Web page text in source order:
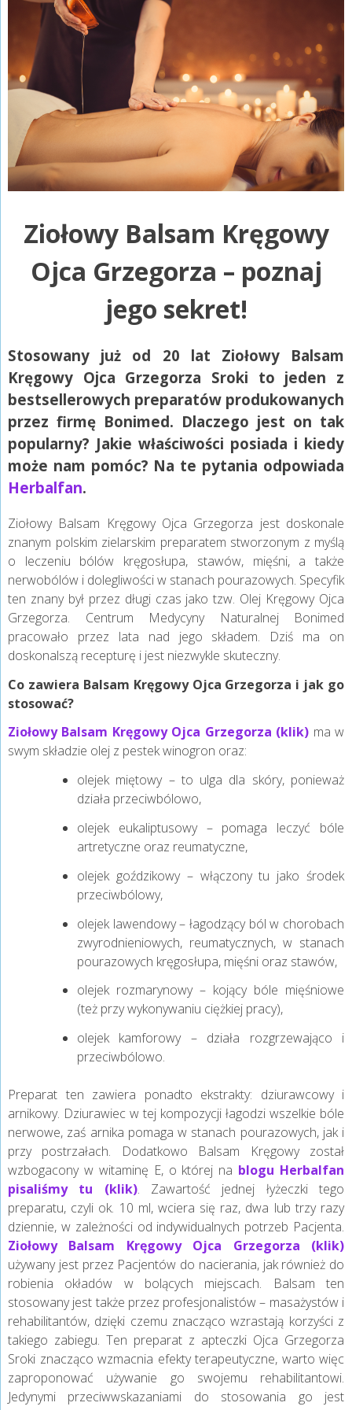
Ziołowy Balsam Kręgowy
Ojca Grzegorza – poznaj
jego sekret!
Stosowany już od 20 lat Ziołowy Balsam
Kręgowy Ojca Grzegorza Sroki to jeden z
bestsellerowych preparatów produkowanych
przez firmę Bonimed. Dlaczego jest on tak
popularny? Jakie właściwości posiada i kiedy
może nam pomóc? Na te pytania odpowiada
Herbalfan.
Ziołowy Balsam Kręgowy Ojca Grzegorza jest doskonale
znanym polskim zielarskim preparatem stworzonym z myślą
o leczeniu bólów kręgosłupa, stawów, mięśni, a także
nerwobólów i dolegliwości w stanach pourazowych. Specyfik
ten znany był przez długi czas jako tzw. Olej Kręgowy Ojca
Grzegorza. Centrum Medycyny Naturalnej Bonimed
pracowało przez lata nad jego składem. Dziś ma on
doskonalszą recepturę i jest niezwykle skuteczny.
Co zawiera Balsam Kręgowy Ojca Grzegorza i jak go
stosować?
Ziołowy Balsam Kręgowy Ojca Grzegorza (klik) ma w
swym składzie olej z pestek winogron oraz:
olejek miętowy – to ulga dla skóry, ponieważ
działa przeciwbólowo,
olejek eukaliptusowy – pomaga leczyć bóle
artretyczne oraz reumatyczne,
olejek goździkowy – włączony tu jako środek
przeciwbólowy,
olejek lawendowy – łagodzący ból w chorobach
zwyrodnieniowych, reumatycznych, w stanach
pourazowych kręgosłupa, mięśni oraz stawów,
olejek rozmarynowy – kojący bóle mięśniowe
(też przy wykonywaniu ciężkiej pracy),
olejek kamforowy – działa rozgrzewająco i
przeciwbólowo.
Preparat ten zawiera ponadto ekstrakty: dziurawcowy i
arnikowy. Dziurawiec w tej kompozycji łagodzi wszelkie bóle
nerwowe, zaś arnika pomaga w stanach pourazowych, jak i
przy postrzałach. Dodatkowo Balsam Kręgowy został
wzbogacony w witaminę E, o której na blogu Herbalfan
pisaliśmy tu (klik). Zawartość jednej łyżeczki tego
preparatu, czyli ok. 10 ml, wciera się raz, dwa lub trzy razy
dziennie, w zależności od indywidualnych potrzeb Pacjenta.
Ziołowy Balsam Kręgowy Ojca Grzegorza (klik)
używany jest przez Pacjentów do nacierania, jak również do
robienia okładów w bolących miejscach. Balsam ten
stosowany jest także przez profesjonalistów – masażystów i
rehabilitantów, dzięki czemu znacząco wzrastają korzyści z
takiego zabiegu. Ten preparat z apteczki Ojca Grzegorza
Sroki znacząco wzmacnia efekty terapeutyczne, warto więc
zaproponować używanie go swojemu rehabilitantowi.
Jedynymi przeciwwskazaniami do stosowania go jest